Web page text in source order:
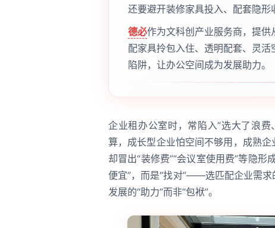
还要避开装修家具投入、配套隐形
德必作为文科创产业服务商，提
配家具拎包入住、透明配套、灵
陷阱，让办公空间成为发展助力。
企业租办公室时，常陷入“选大了浪
算，成长型企业怕空间不够用，成熟企
却冒出“装修费”“会议室使用费”等隐
便宜”，而是“找对”——选匹配企业需
发展的“助力”而非“包袱”。